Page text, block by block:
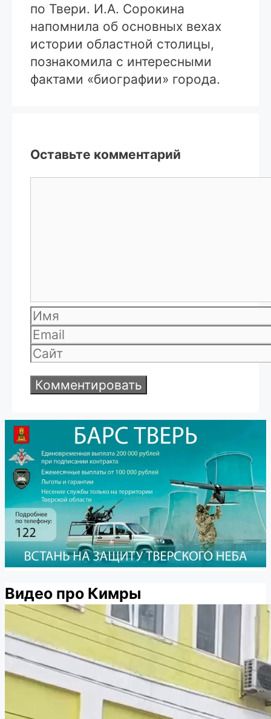
по Твери. И.А. Сорокина
напомнила об основных вехах
истории областной столицы,
познакомила с интересными
фактами «биографии» города.
Оставьте комментарий
Имя
Email
Сайт
Видео про Кимры